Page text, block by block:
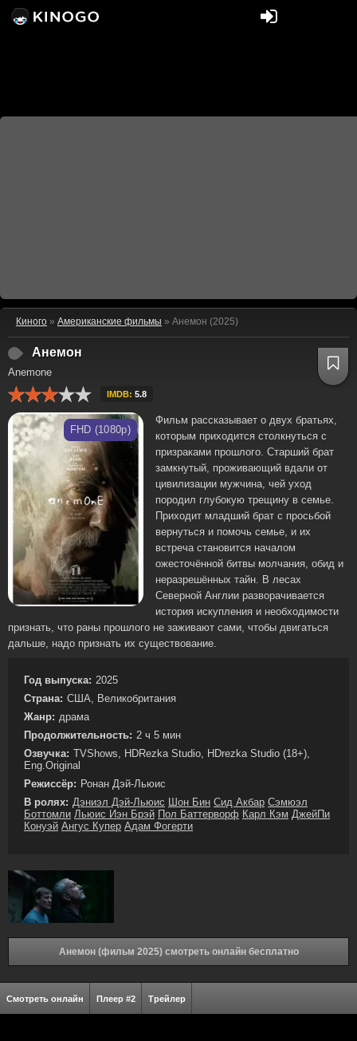
Киного » Американские фильмы » Анемон (2025)
Анемон
Anemone
IMDB: 5.8
FHD (1080p)
Фильм рассказывает о двух братьях,
которым приходится столкнуться с
призраками прошлого. Старший брат
замкнутый, проживающий вдали от
цивилизации мужчина, чей уход
породил глубокую трещину в семье.
Приходит младший брат с просьбой
вернуться и помочь семье, и их
встреча становится началом
ожесточённой битвы молчания, обид и
неразрешённых тайн. В лесах
Северной Англии разворачивается
история искупления и необходимости
признать, что раны прошлого не заживают сами, чтобы двигаться
дальше, надо признать их существование.
Год выпуска: 2025
Страна: США, Великобритания
Жанр: драма
Продолжительность: 2 ч 5 мин
Озвучка: TVShows, HDRezka Studio, HDrezka Studio (18+),
Eng.Original
Режиссёр: Ронан Дэй-Льюис
В ролях: Дэниэл Дэй-Льюис Шон Бин Сид Акбар Сэмюэл
Боттомли Льюис Иэн Брэй Пол Баттерворф Карл Кэм ДжейПи
Конуэй Ангус Купер Адам Фогерти
Анемон (фильм 2025) смотреть онлайн бесплатно
Смотреть онлайн Плеер #2 Трейлер